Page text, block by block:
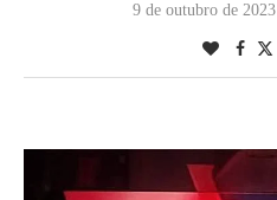
9 de outubro de 2023